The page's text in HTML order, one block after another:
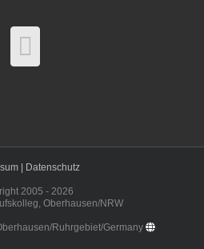
| Datenschutz
2005 - 2026
Oberhausen/NRW
Ruhrgebiet/Germany